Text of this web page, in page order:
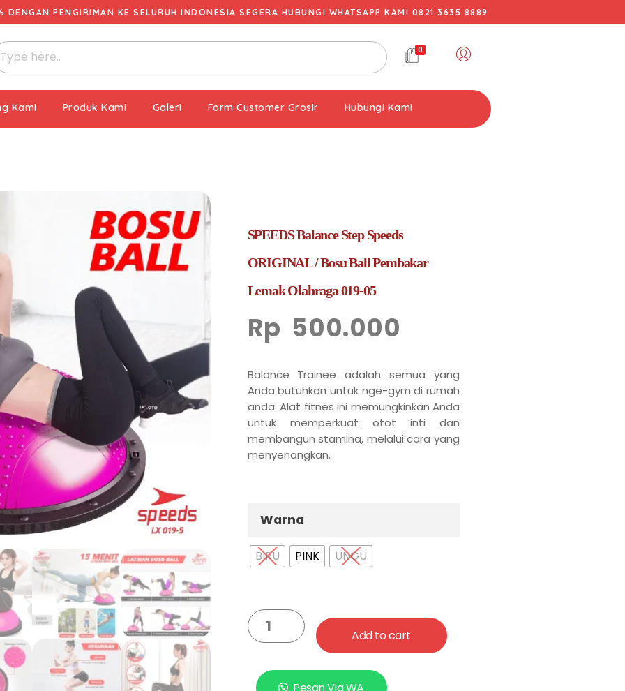
DENGAN PENGIRIMAN KE SELURUH INDONESIA SEGERA HUBUNGI WHATSAPP KAMI 0821 3635 8889
0
Kami Produk Kami Galeri Form Customer Grosir Hubungi Kami
SPEEDS Balance Step Speeds
ORIGINAL / Bosu Ball Pembakar
Lemak Olahraga 019-05
Rp 500.000
Balance Trainee adalah semua yang
Anda butuhkan untuk nge-gym di rumah
anda. Alat fitnes ini memungkinkan Anda
untuk memperkuat otot inti dan
membangun stamina, melalui cara yang
menyenangkan.
Warna
BIRU PINK UNGU
Add to cart